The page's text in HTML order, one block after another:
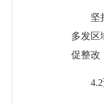
坚持
多发区
促整改
4.2